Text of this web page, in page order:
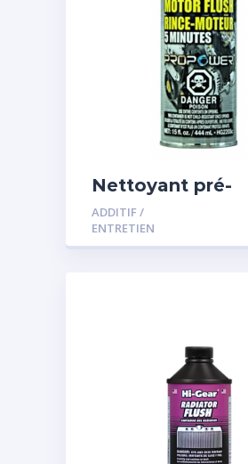
Nettoyant pré-
vidange
ADDITIF /
ENTRETIEN